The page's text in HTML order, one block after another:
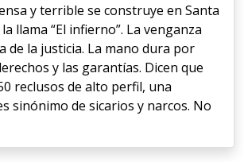
y terrible se construye en Santa
llama “El infierno”. La venganza
de la justicia. La mano dura por
y las garantías. Dicen que
reclusos de alto perfil, una
sinónimo de sicarios y narcos. No